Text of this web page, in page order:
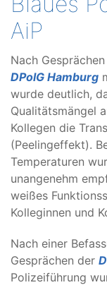
AiP
Nach
DPolG Hamburg
wurde deutlich,
Qualitätsmängel
Kollegen die
(Peelingeffekt).
Temperaturen
unangenehm
weißes
Kolleginnen und
Nach einer
Gesprächen der
Polizeiführung